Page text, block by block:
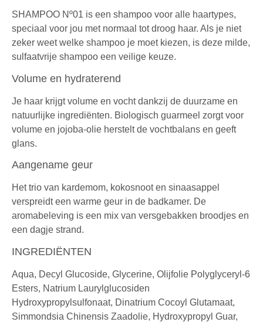
SHAMPOO Nº01 is een shampoo voor alle haartypes,
speciaal voor jou met normaal tot droog haar. Als je niet
zeker weet welke shampoo je moet kiezen, is deze milde,
sulfaatvrije shampoo een veilige keuze.
Volume en hydraterend
Je haar krijgt volume en vocht dankzij de duurzame en
natuurlijke ingrediënten. Biologisch guarmeel zorgt voor
volume en jojoba-olie herstelt de vochtbalans en geeft
glans.
Aangename geur
Het trio van kardemom, kokosnoot en sinaasappel
verspreidt een warme geur in de badkamer. De
aromabeleving is een mix van versgebakken broodjes en
een dagje strand.
INGREDIËNTEN
Aqua, Decyl Glucoside, Glycerine, Olijfolie Polyglyceryl-6
Esters, Natrium Laurylglucosiden
Hydroxypropylsulfonaat, Dinatrium Cocoyl Glutamaat,
Simmondsia Chinensis Zaadolie, Hydroxypropyl Guar,